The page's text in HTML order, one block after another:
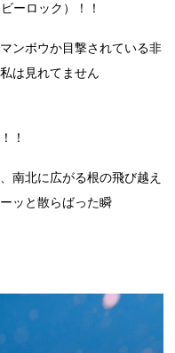
ーロック）！！
ンボウか目撃されている非
は見れてません
！
南北に広がる根の飛び越え
ッと散らばった瞬